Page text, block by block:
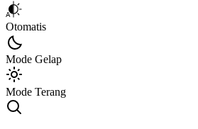
Otomatis
Mode Gelap
Mode Terang